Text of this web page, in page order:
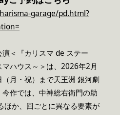
garage/pd.html?
＜『カリスマ de ステー
ハウス～＞は、2026年2月
月・祝）まで天王洲 銀河劇
作では、中神総右衛門の助
ほか、回ごとに異なる要素が